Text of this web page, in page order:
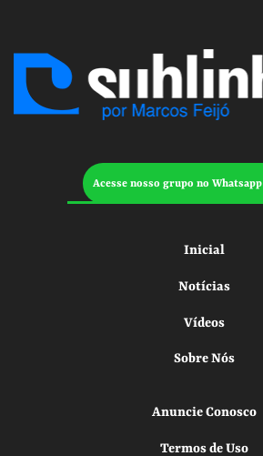
Acesse nosso grupo no Whatsapp
Inicial
Notícias
Vídeos
Sobre Nós
Anuncie Conosco
Termos de Uso